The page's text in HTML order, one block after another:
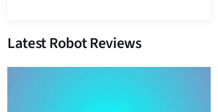
Latest Robot Reviews